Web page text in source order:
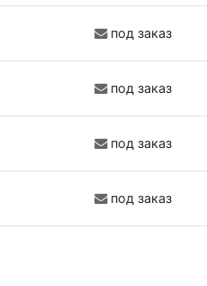
под заказ
под заказ
под заказ
под заказ